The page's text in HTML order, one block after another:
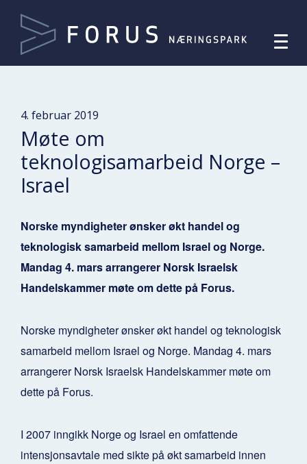
4. februar 2019
Møte om
teknologisamarbeid Norge –
Israel
Norske myndigheter ønsker økt handel og
teknologisk samarbeid mellom Israel og Norge.
Mandag 4. mars arrangerer Norsk Israelsk
Handelskammer møte om dette på Forus.
Norske myndigheter ønsker økt handel og teknologisk
samarbeid mellom Israel og Norge. Mandag 4. mars
arrangerer Norsk Israelsk Handelskammer møte om
dette på Forus.
I 2007 inngikk Norge og Israel en omfattende
intensjonsavtale med sikte på økt samarbeid innen